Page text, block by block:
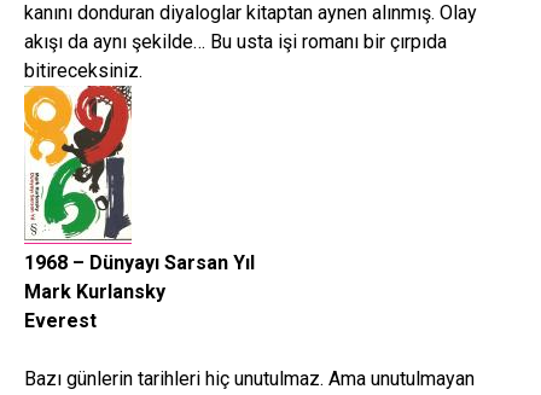
kanını donduran diyaloglar kitaptan aynen alınmış. Olay
akışı da aynı şekilde… Bu usta işi romanı bir çırpıda
bitireceksiniz.
1968 – Dünyayı Sarsan Yıl
Mark Kurlansky
Everest
Bazı günlerin tarihleri hiç unutulmaz. Ama unutulmayan